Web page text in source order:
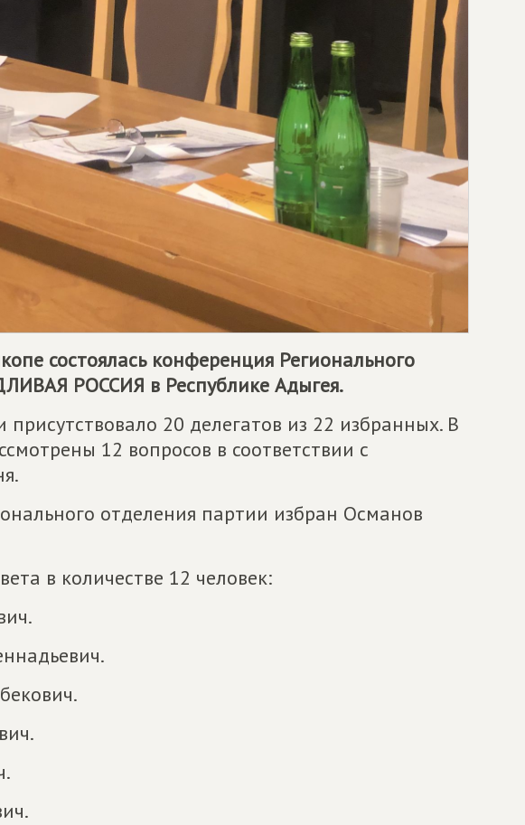
состоялась конференция Регионального
РОССИЯ в Республике Адыгея.
20 делегатов из 22 избранных. В
12 вопросов в соответствии с
отделения партии избран Османов
в количестве 12 человек: